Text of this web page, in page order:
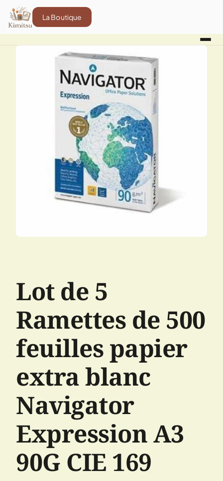
La Boutique
Lot de 5
Ramettes de 500
feuilles papier
extra blanc
Navigator
Expression A3
90G CIE 169